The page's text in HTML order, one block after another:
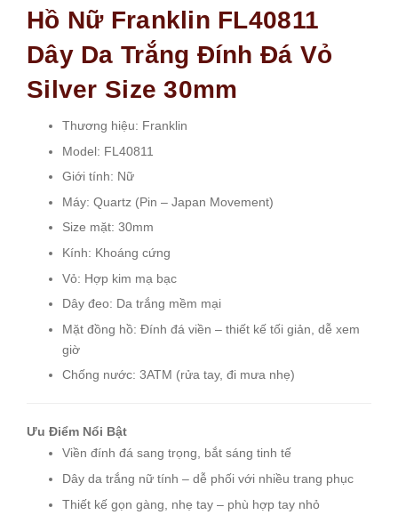
Hồ Nữ Franklin FL40811
Dây Da Trắng Đính Đá Vỏ
Silver Size 30mm
Thương hiệu: Franklin
Model: FL40811
Giới tính: Nữ
Máy: Quartz (Pin – Japan Movement)
Size mặt: 30mm
Kính: Khoáng cứng
Vỏ: Hợp kim mạ bạc
Dây đeo: Da trắng mềm mại
Mặt đồng hồ: Đính đá viền – thiết kế tối giản, dễ xem
giờ
Chống nước: 3ATM (rửa tay, đi mưa nhẹ)
Ưu Điểm Nổi Bật
Viền đính đá sang trọng, bắt sáng tinh tế
Dây da trắng nữ tính – dễ phối với nhiều trang phục
Thiết kế gọn gàng, nhẹ tay – phù hợp tay nhỏ